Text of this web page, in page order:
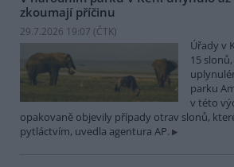
zkoumají příčinu
29.7.2026 19:07 (ČTK)
Úřady v
15
parku
v této
opakovaně objevily případy otrav slonů,
pytláctvím, uvedla agentura AP.